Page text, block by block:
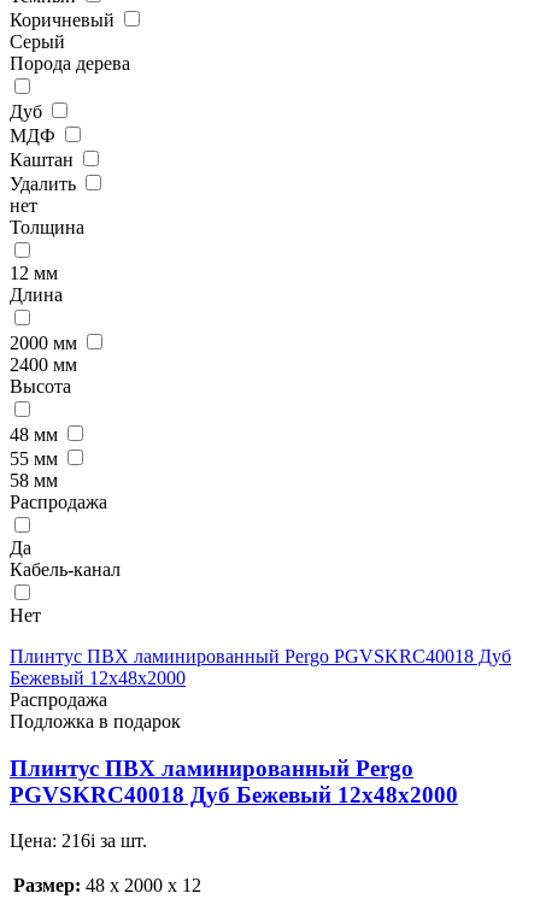
Коричневый
Серый
Порода дерева
Дуб
МДФ
Каштан
Удалить
нет
Толщина
12 мм
Длина
2000 мм
2400 мм
Высота
48 мм
55 мм
58 мм
Распродажа
Да
Кабель-канал
Нет
Плинтус ПВХ ламинированный Pergo PGVSKRC40018 Дуб
Бежевый 12х48х2000
Распродажа
Подложка в подарок
Плинтус ПВХ ламинированный Pergo
PGVSKRC40018 Дуб Бежевый 12х48х2000
Цена: 216i за шт.
Размер: 48 x 2000 x 12